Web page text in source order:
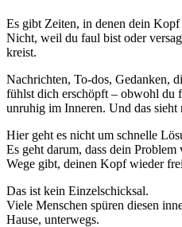
Es gibt Zeiten, in denen dein
Nicht, weil du faul bist oder
kreist.
Nachrichten, To-dos, Gedanken,
fühlst dich erschöpft – obwohl du
unruhig im Inneren. Und das sieht
Hier geht es nicht um schnelle
Es geht darum, dass dein
Wege gibt, deinen Kopf wieder
Das ist kein Einzelschicksal.
Viele Menschen spüren diesen
Hause, unterwegs.